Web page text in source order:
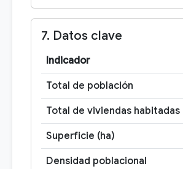
7. Datos clave
Indicador
Total de población
Total de viviendas habitadas
Superficie (ha)
Densidad poblacional